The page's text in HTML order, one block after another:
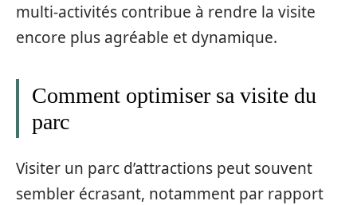
multi-activités contribue à rendre la visite
encore plus agréable et dynamique.
Comment optimiser sa visite du
parc
Visiter un parc d’attractions peut souvent
sembler écrasant, notamment par rapport